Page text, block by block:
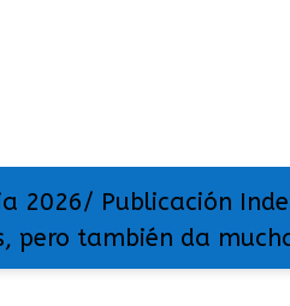
2026/ Publicación
pero también da